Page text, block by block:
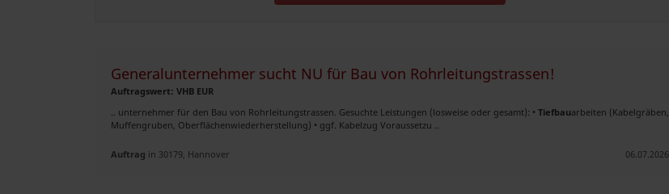
Generalunternehmer sucht NU für Bau von Rohrleitungstrassen!
Auftragswert: VHB EUR
.. unternehmer für den Bau von Rohrleitungstrassen. Gesuchte Leistungen (losweise oder gesamt): • Tiefbauarbeiten (Kabelgräben,
Muffengruben, Oberflächenwiederherstellung) • ggf. Kabelzug Voraussetzu ..
Auftrag in 30179, Hannover 06.07.2026